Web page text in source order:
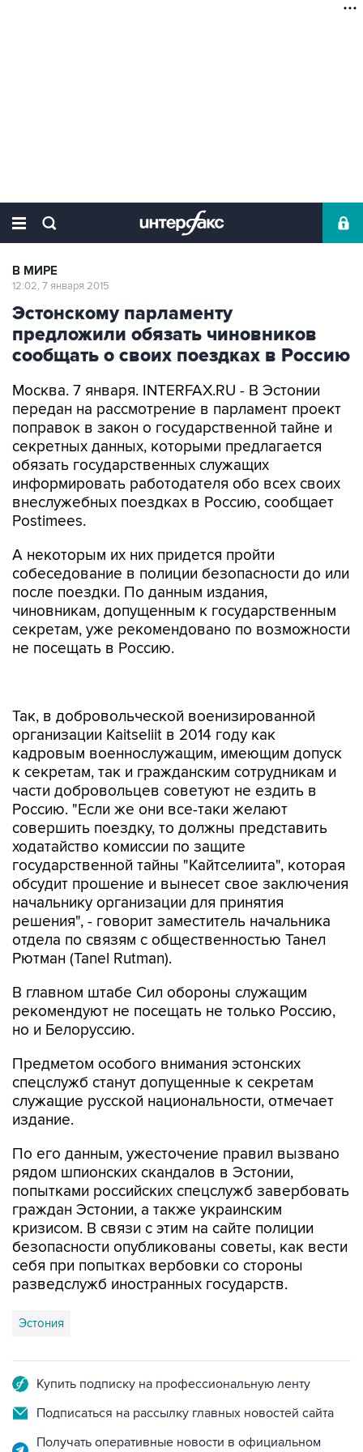
В МИРЕ
12:02, 7 января 2015
Эстонскому парламенту
предложили обязать чиновников
сообщать о своих поездках в Россию
Москва. 7 января. INTERFAX.RU - В Эстонии
передан на рассмотрение в парламент проект
поправок в закон о государственной тайне и
секретных данных, которыми предлагается
обязать государственных служащих
информировать работодателя обо всех своих
внеслужебных поездках в Россию, сообщает
Postimees.
А некоторым их них придется пройти
собеседование в полиции безопасности до или
после поездки. По данным издания,
чиновникам, допущенным к государственным
секретам, уже рекомендовано по возможности
не посещать в Россию.
кадровым военнослужащим, имеющим допуск
к секретам, так и гражданским сотрудникам и
части добровольцев советуют не ездить в
Россию. "Если же они все-таки желают
совершить поездку, то должны представить
ходатайство комиссии по защите
государственной тайны "Кайтселиита", которая
обсудит прошение и вынесет свое заключения
начальнику организации для принятия
решения", - говорит заместитель начальника
отдела по связям с общественностью Танел
Рютман (Tanel Rutman).
В главном штабе Сил обороны служащим
но и Белоруссию.
Предметом особого внимания эстонских
служащие русской национальности, отмечает
издание.
По его данным, ужесточение правил вызвано
попытками российских спецслужб завербовать
граждан Эстонии, а также украинским
кризисом. В связи с этим на сайте полиции
безопасности опубликованы советы, как вести
себя при попытках вербовки со стороны
разведслужб иностранных государств.
Эстония
Подписаться на рассылку главных новостей сайта
Получать оперативные новости в официальном